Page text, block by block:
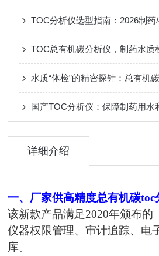
TOC总有机碳分析仪，制药水质
详细介绍
一、 厂家供高精度总有机碳toc
该新款产品满足2020年颁布的
仪器权限管理、审计追踪、电
库。